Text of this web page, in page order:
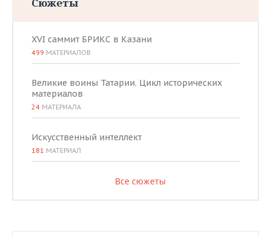
XVI саммит БРИКС в Казани
499 МАТЕРИАЛОВ
Великие воины Татарии. Цикл исторических
материалов
24 МАТЕРИАЛА
Искусственный интеллект
181 МАТЕРИАЛ
Все сюжеты